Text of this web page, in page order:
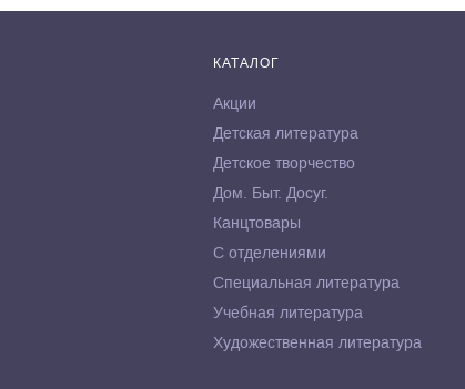
КАТАЛОГ
Акции
Детская литература
Детское творчество
Дом. Быт. Досуг.
Канцтовары
С отделениями
Специальная литература
Учебная литература
Художественная литература